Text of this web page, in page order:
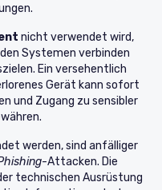
nicht verwendet wird,
Systemen verbinden
Ein versehentlich
Gerät kann sofort
und Zugang zu sensibler
werden, sind anfälliger
-Attacken. Die
technischen Ausrüstung